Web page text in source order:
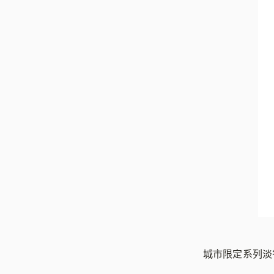
城市限定系列